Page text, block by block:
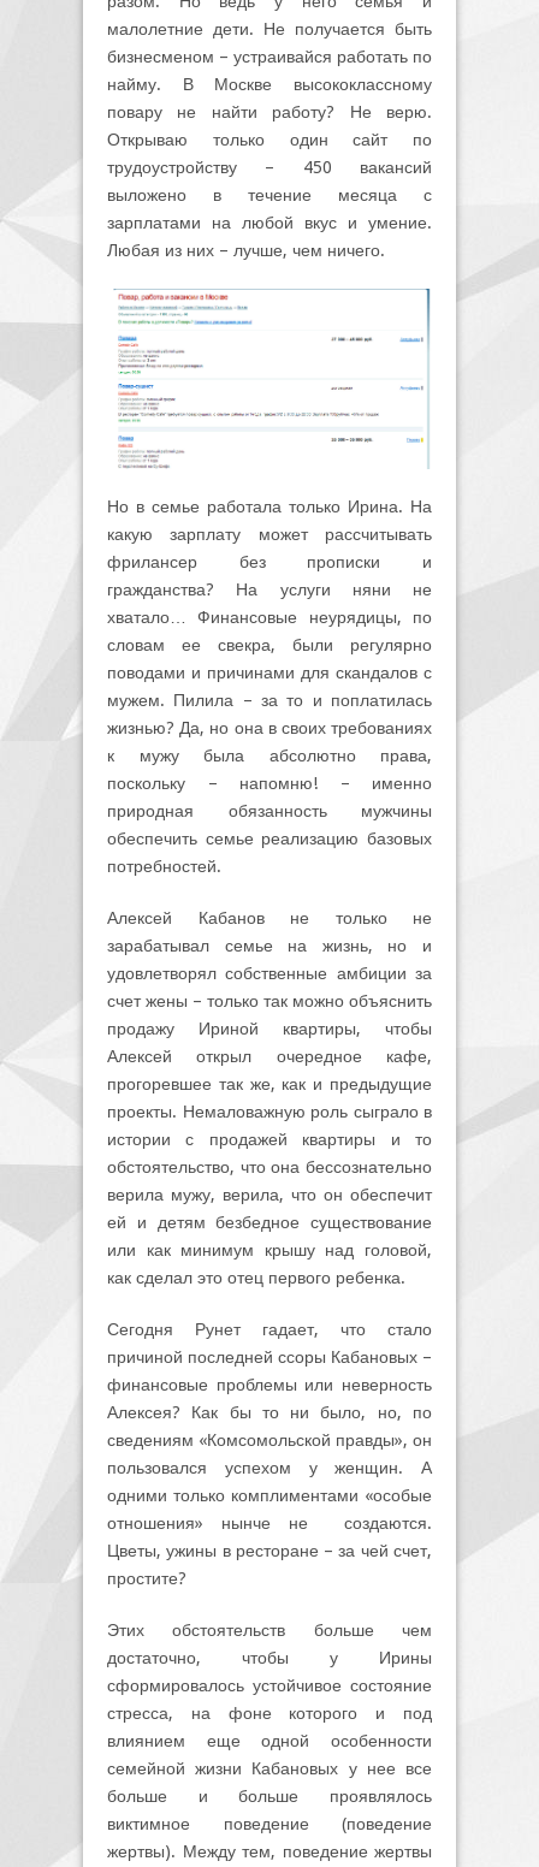
малолетние дети. Не получается быть
бизнесменом – устраивайся работать по
найму. В Москве высококлассному
повару не найти работу? Не верю.
Открываю только один сайт по
трудоустройству – 450 вакансий
выложено в течение месяца с
зарплатами на любой вкус и умение.
Любая из них – лучше, чем ничего.
Но в семье работала только Ирина. На
какую зарплату может рассчитывать
фрилансер без прописки и
гражданства? На услуги няни не
хватало… Финансовые неурядицы, по
словам ее свекра, были регулярно
поводами и причинами для скандалов с
мужем. Пилила – за то и поплатилась
жизнью? Да, но она в своих требованиях
к мужу была абсолютно права,
поскольку – напомню! – именно
природная обязанность мужчины
обеспечить семье реализацию базовых
потребностей.
Алексей Кабанов не только не
зарабатывал семье на жизнь, но и
удовлетворял собственные амбиции за
счет жены – только так можно объяснить
продажу Ириной квартиры, чтобы
Алексей открыл очередное кафе,
прогоревшее так же, как и предыдущие
проекты. Немаловажную роль сыграло в
истории с продажей квартиры и то
обстоятельство, что она бессознательно
верила мужу, верила, что он обеспечит
ей и детям безбедное существование
или как минимум крышу над головой,
как сделал это отец первого ребенка.
Сегодня Рунет гадает, что стало
причиной последней ссоры Кабановых –
финансовые проблемы или неверность
Алексея? Как бы то ни было, но, по
сведениям «Комсомольской правды», он
пользовался успехом у женщин. А
одними только комплиментами «особые
отношения» нынче не создаются.
Цветы, ужины в ресторане – за чей счет,
простите?
Этих обстоятельств больше чем
достаточно, чтобы у Ирины
сформировалось устойчивое состояние
стресса, на фоне которого и под
влиянием еще одной особенности
семейной жизни Кабановых у нее все
больше и больше проявлялось
виктимное поведение (поведение
жертвы). Между тем, поведение жертвы